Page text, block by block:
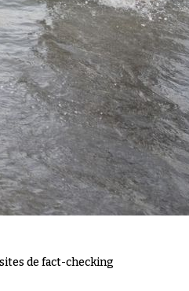
de fact-checking